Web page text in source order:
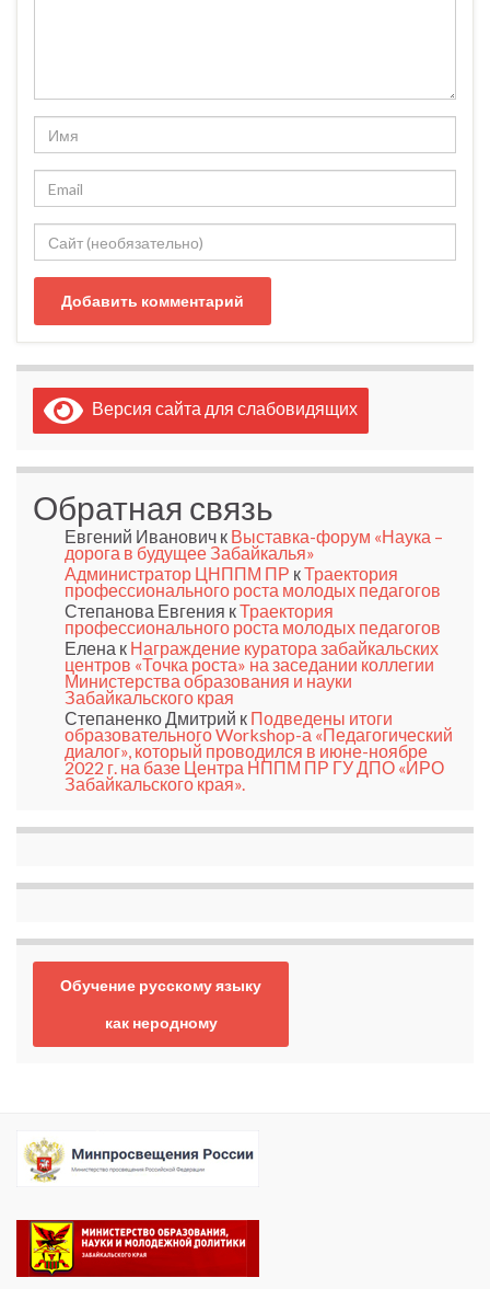
Версия сайта для слабовидящих
Обратная связь
Евгений Иванович к Выставка-форум «Наука –
дорога в будущее Забайкалья»
Администратор ЦНППМ ПР кТраектория
профессионального роста молодых педагогов
Степанова Евгения кТраектория
профессионального роста молодых педагогов
Елена к Награждение куратора забайкальских
центров «Точка роста» на заседании коллегии
Министерства образования и науки
Забайкальского края
Степаненко Дмитрий к Подведены итоги
образовательного Workshop-а «Педагогический
диалог», который проводился в июне-ноябре
2022 г. на базе Центра НППМ ПР ГУ ДПО «ИРО
Забайкальского края».
Обучение русскому языку
как неродному